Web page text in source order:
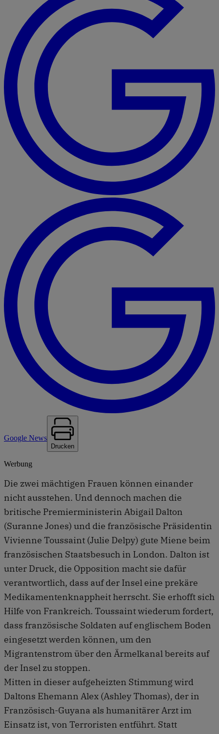
Google News
Drucken
Werbung
Die zwei mächtigen Frauen können einander
nicht ausstehen. Und dennoch machen die
britische Premierministerin Abigail Dalton
(Suranne Jones) und die französische Präsidentin
Vivienne Toussaint (Julie Delpy) gute Miene beim
französischen Staatsbesuch in London. Dalton ist
unter Druck, die Opposition macht sie dafür
verantwortlich, dass auf der Insel eine prekäre
Medikamentenknappheit herrscht. Sie erhofft sich
Hilfe von Frankreich. Toussaint wiederum fordert,
dass französische Soldaten auf englischem Boden
eingesetzt werden können, um den
Migrantenstrom über den Ärmelkanal bereits auf
der Insel zu stoppen.
Mitten in dieser aufgeheizten Stimmung wird
Daltons Ehemann Alex (Ashley Thomas), der in
Französisch-Guyana als humanitärer Arzt im
Einsatz ist, von Terroristen entführt. Statt